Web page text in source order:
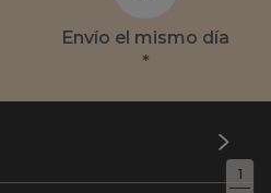
1
Envío el mismo día
*